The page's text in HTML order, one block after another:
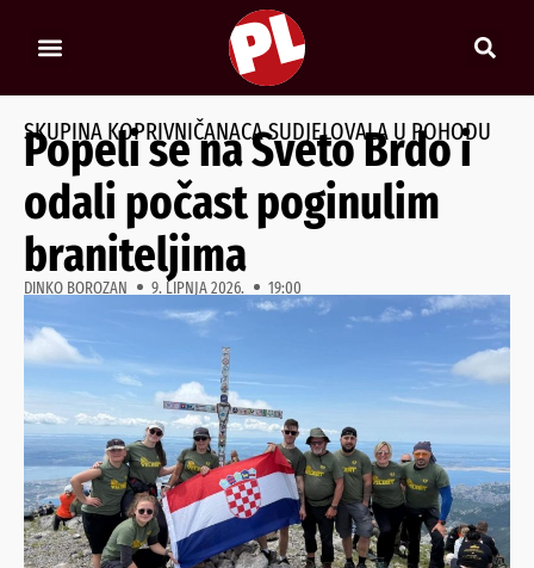
SKUPINA KOPRIVNIČANACA SUDJELOVALA U POHODU
Popeli se na Sveto Brdo i
odali počast poginulim
braniteljima
DINKO BOROZAN 9. LIPNJA 2026. 19:00